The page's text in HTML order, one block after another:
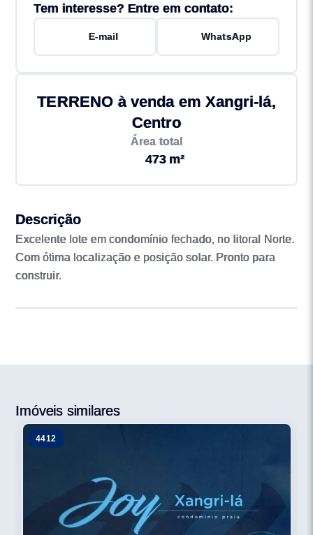
Tem interesse? Entre em contato:
E-mail WhatsApp
TERRENO à venda em Xangri-lá,
Centro
Área total
473 m²
Descrição
Excelente lote em condomínio fechado, no litoral Norte.
Com ótima localização e posição solar. Pronto para
construir.
Imóveis similares
4412